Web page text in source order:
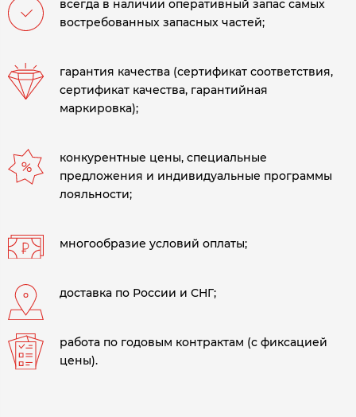
всегда в наличии оперативный запас самых
востребованных запасных частей;
гарантия качества (сертификат соответствия,
сертификат качества, гарантийная
маркировка);
конкурентные цены, специальные
предложения и индивидуальные программы
лояльности;
многообразие условий оплаты;
доставка по России и СНГ;
работа по годовым контрактам (с фиксацией
цены).